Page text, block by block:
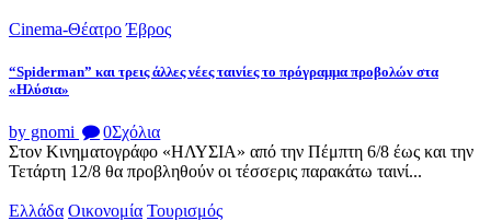
Cinema-Θέατρο Έβρος
“Spiderman” και τρεις άλλες νέες ταινίες το πρόγραμμα προβολών στα
«Ηλύσια»
by gnomi 0Σχόλια
Στον Κινηματογράφο «ΗΛΥΣΙΑ» από την Πέμπτη 6/8 έως και την
Τετάρτη 12/8 θα προβληθούν οι τέσσερις παρακάτω ταινί...
Ελλάδα Οικονομία Τουρισμός